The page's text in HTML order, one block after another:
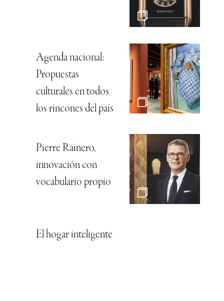
Agenda nacional:
Propuestas
culturales en todos
los rincones del país
Pierre Rainero,
innovación con
vocabulario propio
El hogar inteligente